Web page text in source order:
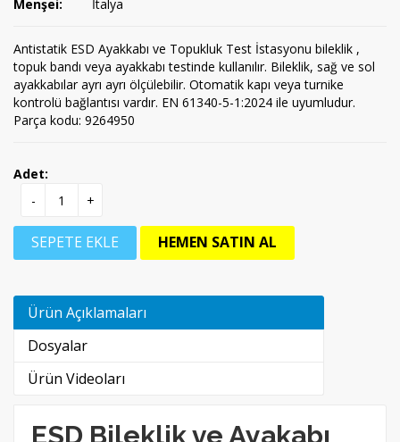
Menşei:
İtalya
Antistatik ESD Ayakkabı ve Topukluk Test İstasyonu bileklik ,
topuk bandı veya ayakkabı testinde kullanılır. Bileklik, sağ ve sol
ayakkabılar ayrı ayrı ölçülebilir. Otomatik kapı veya turnike
kontrolü bağlantısı vardır. EN 61340-5-1:2024 ile uyumludur.
Parça kodu: 9264950
Adet:
-
+
SEPETE EKLE HEMEN SATIN AL
Ürün Açıklamaları
Dosyalar
Ürün Videoları
ESD Bileklik ve Ayakabı